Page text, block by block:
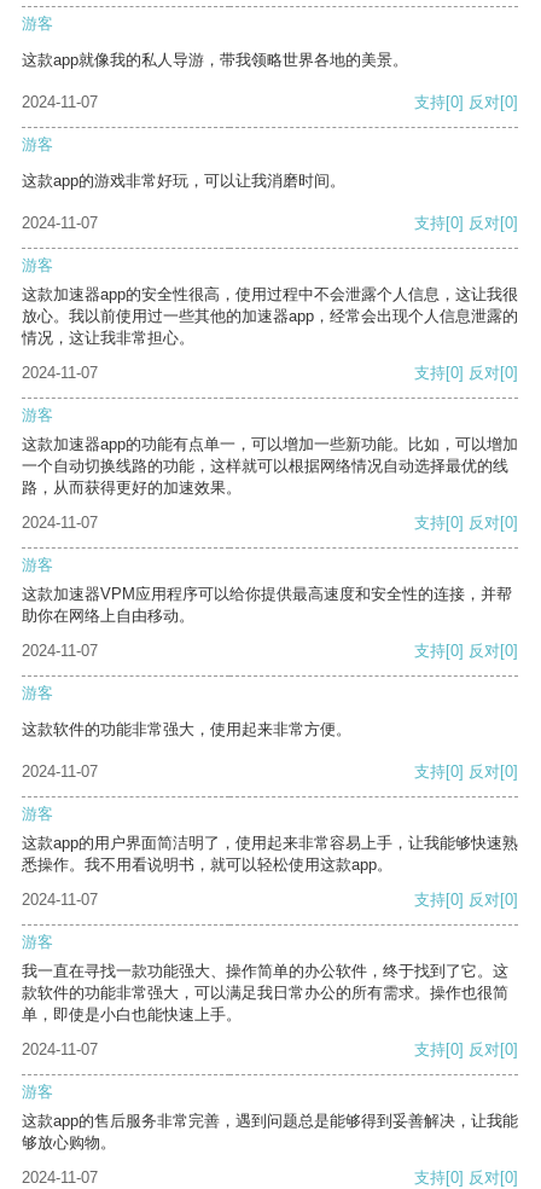
游客
这款app就像我的私人导游，带我领略世界各地的美景。
2024-11-07 支持[0] 反对[0]
游客
这款app的游戏非常好玩，可以让我消磨时间。
2024-11-07 支持[0] 反对[0]
游客
这款加速器app的安全性很高，使用过程中不会泄露个人信息，这让我很
放心。我以前使用过一些其他的加速器app，经常会出现个人信息泄露的
情况，这让我非常担心。
2024-11-07
支持[0] 反对[0]
游客
这款加速器app的功能有点单一，可以增加一些新功能。比如，可以增加
一个自动切换线路的功能，这样就可以根据网络情况自动选择最优的线
路，从而获得更好的加速效果。
2024-11-07
支持[0] 反对[0]
游客
这款加速器VPM应用程序可以给你提供最高速度和安全性的连接，并帮
助你在网络上自由移动。
2024-11-07
支持[0] 反对[0]
游客
这款软件的功能非常强大，使用起来非常方便。
2024-11-07 支持[0] 反对[0]
游客
这款app的用户界面简洁明了，使用起来非常容易上手，让我能够快速熟
悉操作。我不用看说明书，就可以轻松使用这款app。
2024-11-07
支持[0] 反对[0]
游客
我一直在寻找一款功能强大、操作简单的办公软件，终于找到了它。这
款软件的功能非常强大，可以满足我日常办公的所有需求。操作也很简
单，即使是小白也能快速上手。
2024-11-07
支持[0] 反对[0]
游客
这款app的售后服务非常完善，遇到问题总是能够得到妥善解决，让我能
够放心购物。
2024-11-07
支持[0] 反对[0]